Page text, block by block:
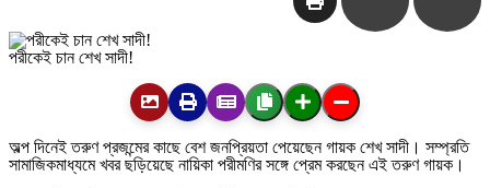
পরীকেই চান শেখ সাদী!
অল্প দিনেই তরুণ প্রজন্মের কাছে বেশ জনপ্রিয়তা পেয়েছেন গায়ক শেখ সাদী। সম্প্রতি
সামাজিকমাধ্যমে খবর ছড়িয়েছে নায়িকা পরীমণির সঙ্গে প্রেম করছেন এই তরুণ গায়ক।